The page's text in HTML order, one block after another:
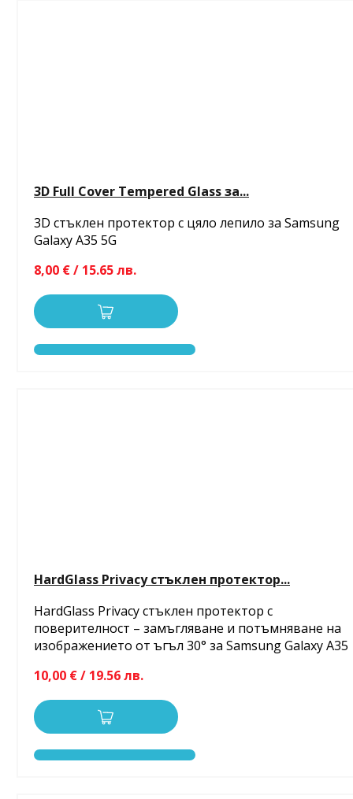
3D Full Cover Tempered Glass за...
3D стъклен протектор с цяло лепило за Samsung
Galaxy A35 5G
8,00 € / 15.65 лв.
HardGlass Privacy стъклен протектор...
HardGlass Privacy стъклен протектор с
поверителност – замъгляване и потъмняване на
изображението от ъгъл 30° за Samsung Galaxy A35
10,00 € / 19.56 лв.